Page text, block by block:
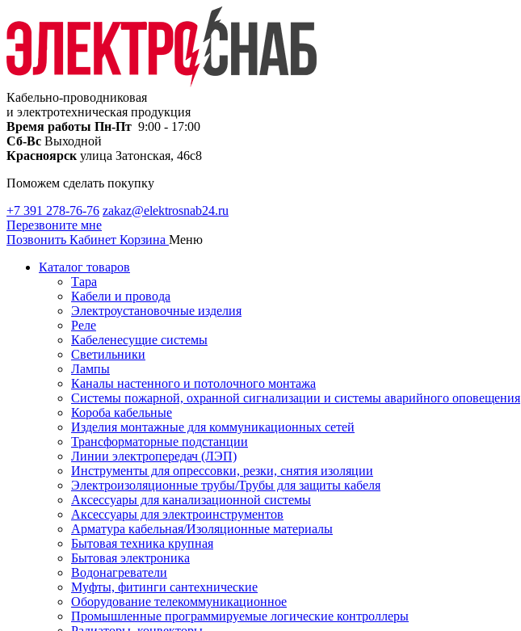
Кабельно-проводниковая
и электротехническая продукция
Время работы Пн-Пт 9:00 - 17:00
Сб-Вс Выходной
Красноярск улица Затонская, 46с8
Поможем сделать покупку
+7 391 278-76-76 zakaz@elektrosnab24.ru
Перезвоните мне
Позвонить Кабинет Корзина Меню
Каталог товаров
Тара
Кабели и провода
Электроустановочные изделия
Реле
Кабеленесущие системы
Светильники
Лампы
Каналы настенного и потолочного монтажа
Системы пожарной, охранной сигнализации и системы аварийного оповещения
Короба кабельные
Изделия монтажные для коммуникационных сетей
Трансформаторные подстанции
Линии электропередач (ЛЭП)
Инструменты для опрессовки, резки, снятия изоляции
Электроизоляционные трубы/Трубы для защиты кабеля
Аксессуары для канализационной системы
Аксессуары для электроинструментов
Арматура кабельная/Изоляционные материалы
Бытовая техника крупная
Бытовая электроника
Водонагреватели
Муфты, фитинги сантехнические
Оборудование телекоммуникационное
Промышленные программируемые логические контроллеры